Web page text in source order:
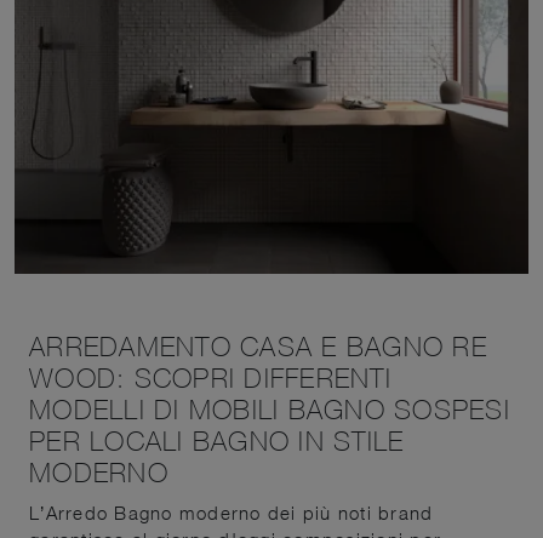
ARREDAMENTO CASA E BAGNO RE-
WOOD: SCOPRI DIFFERENTI
MODELLI DI MOBILI BAGNO SOSPESI
PER LOCALI BAGNO IN STILE
MODERNO
L’Arredo Bagno moderno dei più noti brand